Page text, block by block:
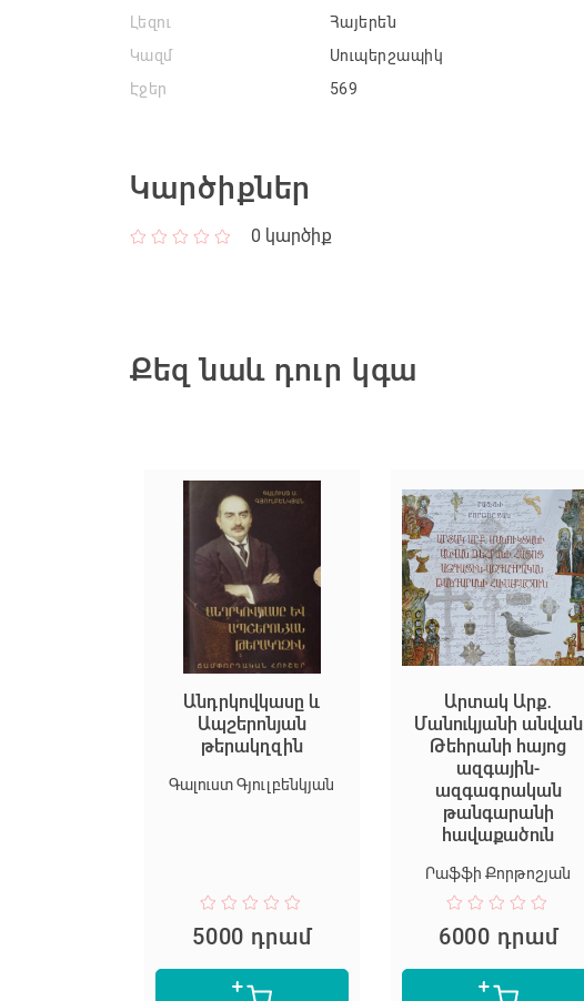
Լեզու
Հայերեն
Կազմ
Սուպերշապիկ
Էջեր
569
Կարծիքներ
0 կարծիք
Քեզ նաև դուր կգա
Անդրկովկասը և
Ապշերոնյան
թերակղզին
Գալուստ Գյուլբենկյան
5000 դրամ
Արտակ Արք․
Մանուկյանի անվան
Թեհրանի հայոց
ազգային-
ազգագրական
թանգարանի
հավաքածուն
Րաֆֆի Քորթոշյան
6000 դրամ